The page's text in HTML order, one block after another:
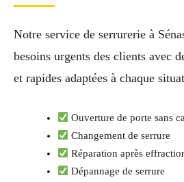
Notre service de serrurerie à
besoins urgents des clients avec
et rapides adaptées à chaque
Ouverture de porte sans
Changement de serrure
Réparation après
Dépannage de serrure